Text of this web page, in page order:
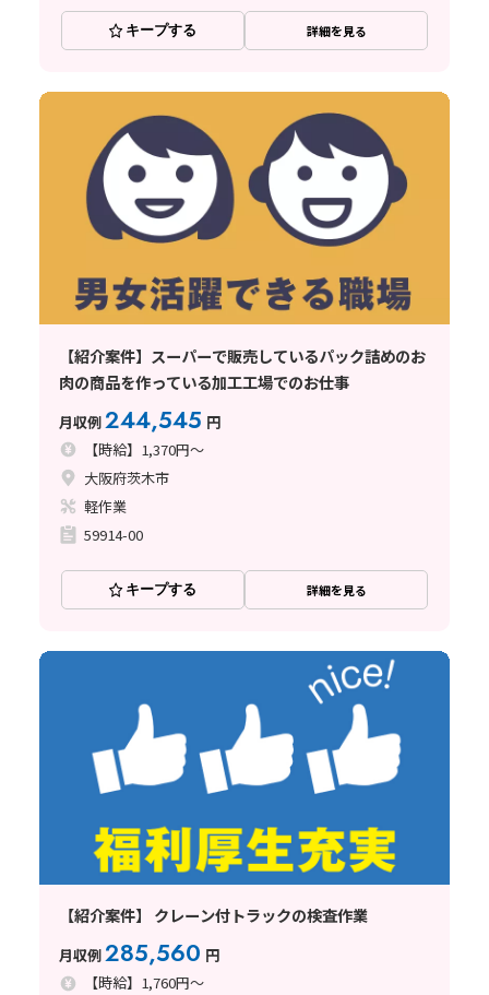
キープする 詳細を見る
【紹介案件】スーパーで販売しているパック詰めのお
肉の商品を作っている加工工場でのお仕事
月収例244,545 円
【時給】1,370円～
大阪府茨木市
軽作業
59914-00
キープする 詳細を見る
【紹介案件】 クレーン付トラックの検査作業
月収例285,560 円
【時給】1,760円～